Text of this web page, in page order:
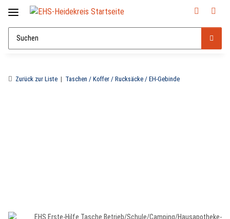
Zurück zur Liste Taschen / Koffer / Rucksäcke / EH-Gebinde